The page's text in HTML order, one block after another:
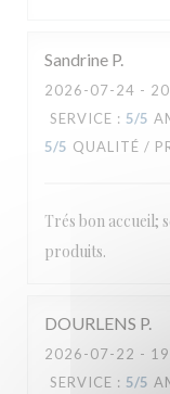
Sandrine P
2026-07-24 -
SERVICE : 5/5
5/5 QUALITÉ /
Trés bon accueil;
produits.
DOURLENS P
2026-07-22 -
SERVICE : 5/5